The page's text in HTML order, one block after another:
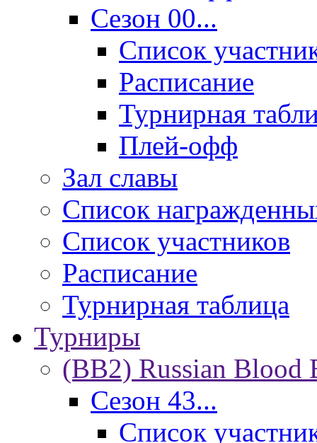
Сезон 00...
Список
Расписание
Турнирная
Плей-офф
Зал славы
Список
Список участников
Расписание
Турнирная таблица
Турниры
(BB2) Russian Blood
Сезон 43...
Список